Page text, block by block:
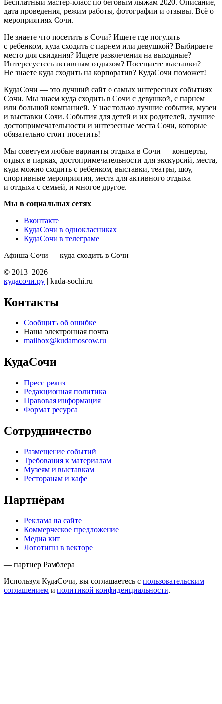
Бесплатный мастер-класс по беговым лыжам 2020. Описание,
дата проведения, режим работы, фотографии и отзывы. Всё о
мероприятиях Сочи.
Не знаете что посетить в Сочи? Ищете где погулять
с ребенком, куда сходить с парнем или девушкой? Выбираете
место для свидания? Ищете развлечения на выходные?
Интересуетесь активным отдыхом? Посещаете выставки?
Не знаете куда сходить на корпоратив? КудаСочи поможет!
КудаСочи — это лучший сайт о самых интересных событиях
Сочи. Мы знаем куда сходить в Сочи с девушкой, с парнем
или большой компанией. У нас только лучшие события, музеи
и выставки Сочи. События для детей и их родителей, лучшие
достопримечательности и интересные места Сочи, которые
обязательно стоит посетить!
Мы советуем любые варианты отдыха в Сочи — концерты,
отдых в парках, достопримечательности для экскурсий, места,
куда можно сходить с ребенком, выставки, театры, шоу,
спортивные мероприятия, места для активного отдыха
и отдыха с семьей, и многое другое.
Мы в социальных сетях
Вконтакте
КудаСочи в однокласниках
КудаСочи в телеграме
Афиша Сочи — куда сходить в Сочи
© 2013–2026
кудасочи.ру | kuda-sochi.ru
Контакты
Сообщить об ошибке
Наша электронная почта
mailbox@kudamoscow.ru
КудаСочи
Пресс-релиз
Редакционная политика
Правовая информация
Формат ресурса
Сотрудничество
Размещение событий
Требования к материалам
Музеям и выставкам
Ресторанам и кафе
Партнёрам
Реклама на сайте
Коммерческое предложение
Медиа кит
Логотипы в векторе
— партнер Рамблера
Используя КудаСочи, вы соглашаетесь с пользовательским
соглашением и политикой конфиденциальности.